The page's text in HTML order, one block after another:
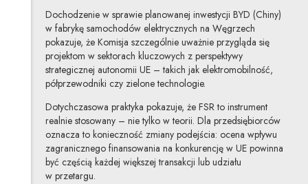
Dochodzenie w sprawie planowanej inwestycji BYD (Chiny)
w fabrykę samochodów elektrycznych na Węgrzech
pokazuje, że Komisja szczególnie uważnie przygląda się
projektom w sektorach kluczowych z perspektywy
strategicznej autonomii UE – takich jak elektromobilność,
półprzewodniki czy zielone technologie.
Dotychczasowa praktyka pokazuje, że FSR to instrument
realnie stosowany – nie tylko w teorii. Dla przedsiębiorców
oznacza to konieczność zmiany podejścia: ocena wpływu
zagranicznego finansowania na konkurencję w UE powinna
być częścią każdej większej transakcji lub udziału
w przetargu.